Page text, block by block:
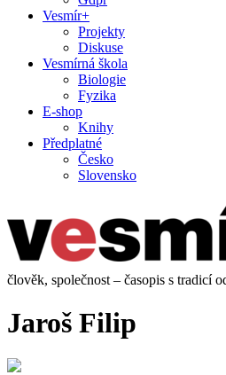
Vesmír+
Projekty
Diskuse
Vesmírná škola
Biologie
Fyzika
E-shop
Knihy
Předplatné
Česko
Slovensko
člověk, společnost – časopis s tradicí
Jaroš Filip